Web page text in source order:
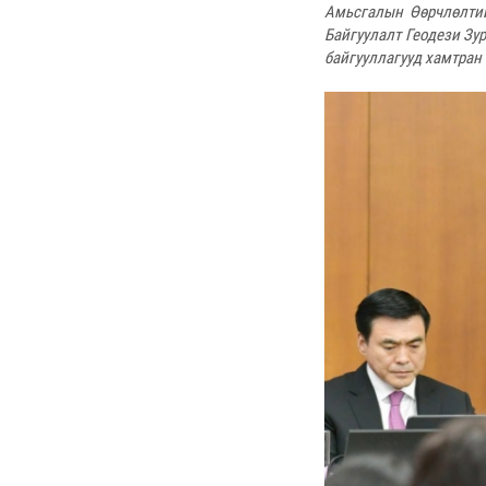
Амьсгалын
Байгуулалт Геодези
байгууллагууд